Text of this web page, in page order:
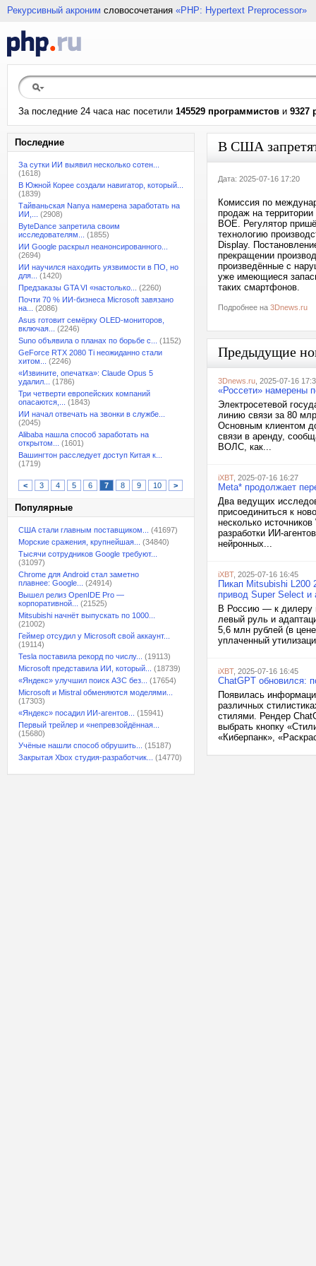
Рекурсивный акроним словосочетания «PHP: Hypertext Preprocessor»
За последние 24 часа нас посетили 145529 программистов и 9327
Последние
За сутки ИИ выявил несколько сотен...
(1618)
В Южной Корее создали навигатор, который...
(1839)
Тайваньская Nanya намерена заработать на
ИИ,...
(2908)
ByteDance запретила своим
исследователям...
(1855)
ИИ Google раскрыл неанонсированного...
(2694)
ИИ научился находить уязвимости в ПО, но
для...
(1420)
Предзаказы GTA VI «настолько...
(2260)
Почти 70 % ИИ-бизнеса Microsoft завязано
на...
(2086)
Asus готовит семёрку OLED-мониторов,
включая...
(2246)
Suno объявила о планах по борьбе с...
(1152)
GeForce RTX 2080 Ti неожиданно стали
хитом...
(2246)
«Извините, опечатка»: Claude Opus 5
удалил...
(1786)
Три четверти европейских компаний
опасаются,...
(1843)
ИИ начал отвечать на звонки в службе...
(2045)
Alibaba нашла способ заработать на
открытом...
(1601)
Вашингтон расследует доступ Китая к...
(1719)
< 3 4 5 6 7 8 9 10 >
Популярные
США стали главным поставщиком...
(41697)
Морские сражения, крупнейшая...
(34840)
Тысячи сотрудников Google требуют...
(31097)
Chrome для Android стал заметно
плавнее: Google...
(24914)
Вышел релиз OpenIDE Pro —
корпоративной...
(21525)
Mitsubishi начнёт выпускать по 1000...
(21002)
Геймер отсудил у Microsoft свой аккаунт...
(19114)
Tesla поставила рекорд по числу...
(19113)
Microsoft представила ИИ, который...
(18739)
«Яндекс» улучшил поиск АЗС без...
(17654)
Microsoft и Mistral обменяются моделями...
(17303)
«Яндекс» посадил ИИ-агентов...
(15941)
Первый трейлер и «непревзойдённая...
(15680)
Учёные нашли способ обрушить...
(15187)
Закрытая Xbox студия-разработчик...
(14770)
В США
Дата: 2025-07-16 17:20
Комиссия по
продаж на
BOE. Регулятор
технологию
Display.
прекращении
произведённые с
уже имеющиеся
таких смартфонов.
Подробнее на 3Dnews.ru
Предыдущие
3Dnews.ru , 2025-07-16
«Россети» намерены
Электросетевой
линию связи за 80
Основным клиентом
связи в аренду,
ВОЛС, как...
iXBT, 2025-07-16 16:27
Meta* продолжает
Два ведущих
присоединиться к
несколько
разработки ИИ-
нейронных...
iXBT, 2025-07-16 16:45
Пикап Mitsubishi
привод Super Select
В Россию — к дилеру
левый руль и
5,6 млн рублей (в
уплаченный
iXBT, 2025-07-16 16:45
ChatGPT обновился:
Появилась
различных
стилями. Рендер
выбрать кнопку
«Киберпанк»,